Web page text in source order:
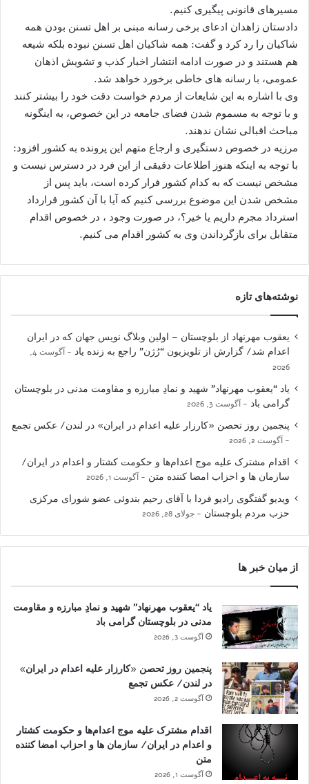
مسیرهای قانونی پیگیری کنیم.
دادستان زاهدان ادعای برخی رسانه مبنی بر اهل تسنن بودن همه
شاکیان را رد کرد و گفت: همه شاکیان اهل تسنن نبوده بلکه شیعه
هم هستند و در صورت ادامه انتشار اخبار کذب و تشویش اذهان
عمومی، با رسانه های خاطی برخورد خواهد شد.
وی با اشاره به این شایعات از مردم خواست دقت خود را بیشتر کنند
و با توجه به مسموم شدن فضای جامعه در این خصوص، به اینگونه
مباحث اقبالی نشان ندهند.
مرزیه در خصوص دستگیری و ارجاع متهم این پرونده به کشور افزود:
با توجه به اینکه هنوز اطلاعات دقیقی از این فرد در دسترس نیست و
مشخص نیست که به کدام کشور فرار کرده است، باید پس از
مشخص شدن این موضوع بررسی کنیم که آیا با آن کشور قرارداد
استرداد مجرم داریم یا خیر؟، در صورت وجود ، در خصوص اقدام
متقابل برای بازگرداندن وی به کشور اقدام می کنیم.
نوشته‌های تازه
یعقوب مهرنهاد از بلوچستان – اولین وبلاگ نویس جهان که در ایران
اعدام شد/ گزارش از تلویزیون “رُژن” راجع به زنده یاد
آگوست 4,
2026
یاد “یعقوب مهرنهاد” شهید و نمادِ مبارزه و مقاومت مدنی در بلوچستان
گرامی باد
آگوست 3, 2026
پنجمین روز تحصن «کارزار علیه اعدام در ایران» در لندن/ عکس تجمع
آگوست 2, 2026
اقدام مشترک علیه موج اعدام‌ها و حکومت کشتار و اعدام در ایران/
سازمان ها و احزاب امضا کننده متن
آگوست 1, 2026
ویدیو گفتگوی رادیو فردا با آقای رحیم بندوئی عضو شورای مرکزی
حزب مردم بلوچستان
جولای 28, 2026
از میان خبر ها
یاد “یعقوب مهرنهاد” شهید و نمادِ مبارزه و مقاومت
مدنی در بلوچستان گرامی باد
آگوست 3, 2026
پنجمین روز تحصن «کارزار علیه اعدام در ایران»
در لندن/ عکس تجمع
آگوست 2, 2026
اقدام مشترک علیه موج اعدام‌ها و حکومت کشتار
و اعدام در ایران/ سازمان ها و احزاب امضا کننده
متن
آگوست 1, 2026